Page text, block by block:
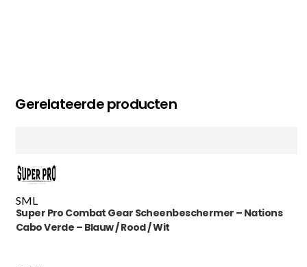
Gerelateerde producten
SML
Super Pro Combat Gear Scheenbeschermer – Nations
Cabo Verde – Blauw / Rood / Wit